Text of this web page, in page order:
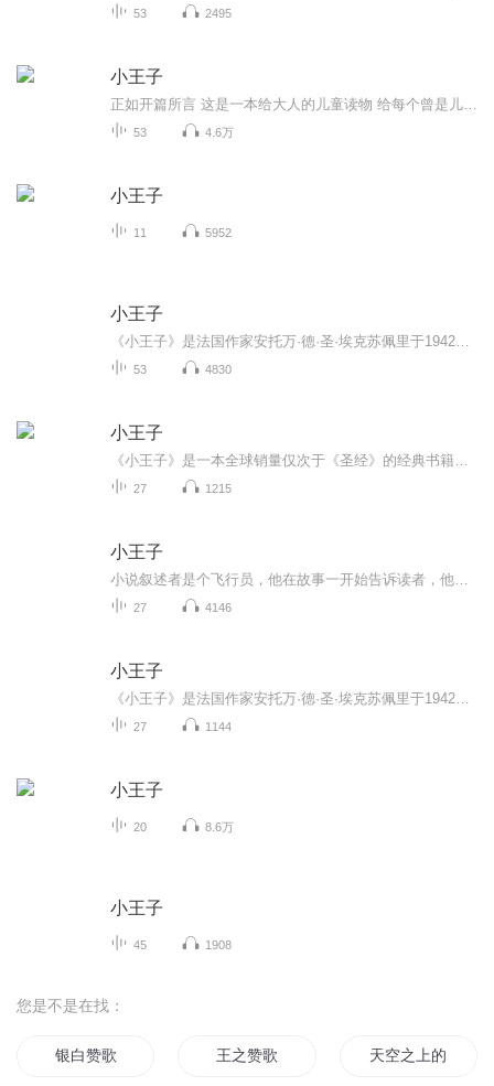
53 2495
小王子
53 4.6万
小王子
11 5952
小王子
53 4830
小王子
27 1215
小王子
27 4146
小王子
27 1144
小王子
20 8.6万
小王子
45 1908
您是不是在找：
银白赞歌 王之赞歌 天空之上的赞歌